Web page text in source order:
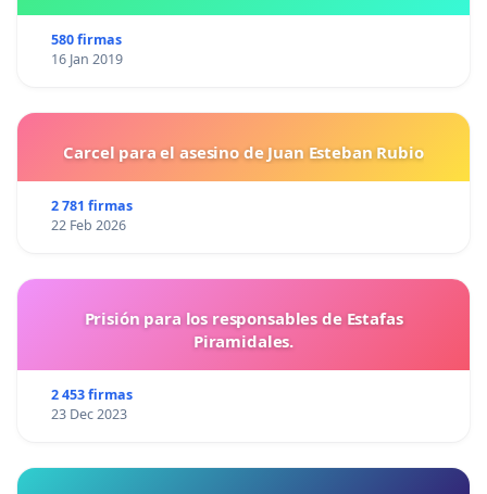
580 firmas
16 Jan 2019
Carcel para el asesino de Juan Esteban Rubio
2 781 firmas
22 Feb 2026
Prisión para los responsables de Estafas
Piramidales.
2 453 firmas
23 Dec 2023